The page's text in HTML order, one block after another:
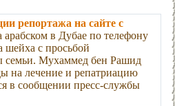
репортажа на сайте с
арабском в Дубае по телефону
шейха с просьбой
семьи. Мухаммед бен Рашид
на лечение и репатриацию
в сообщении пресс-службы